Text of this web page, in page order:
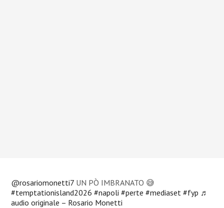
@rosariomonetti7 UN PÒ IMBRANATO 😅
#temptationisland2026 #napoli #perte #mediaset #fyp ♬
audio originale – Rosario Monetti